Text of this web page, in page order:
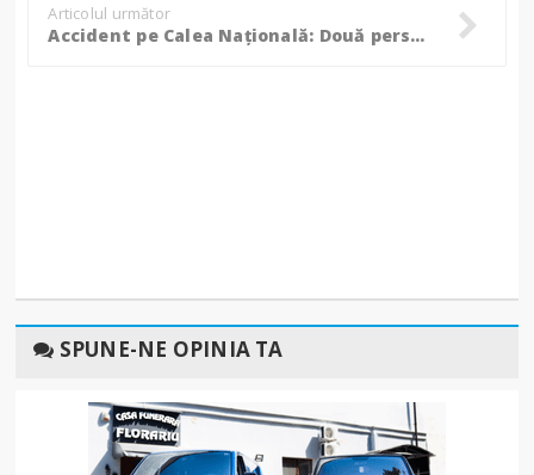
Articolul următor
Accident pe Calea Națională: Două persoane rănite și trei mașini avariate din cauza unui șofer beat
SPUNE-NE OPINIA TA